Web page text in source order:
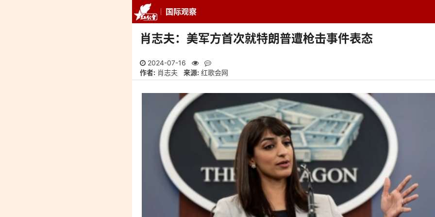
国际观察
推荐 最新 专题中心 学者专栏 排行榜 周刊
肖志夫：美军方首次就特朗普遭枪击事件表态
2024-07-16
作者: 肖志夫 来源: 红歌会网